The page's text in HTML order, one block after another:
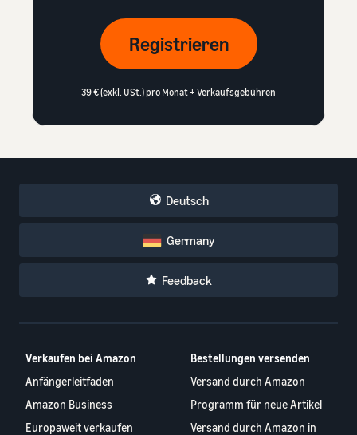
Registrieren
39 € (exkl. USt.) pro Monat + Verkaufsgebühren
Deutsch
Germany
Feedback
Verkaufen bei Amazon
Anfängerleitfaden
Amazon Business
Europaweit verkaufen
Bestellungen versenden
Versand durch Amazon
Programm für neue Artikel
Versand durch Amazon in